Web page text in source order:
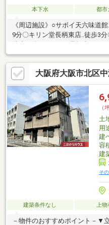
本下水 都市
《周辺施設》○サボイ天六味道
9分〇キリン堂長柄東店‥徒歩3
柄中２丁目店‥徒歩4分●豊崎東
歩3分はじめての家探しの方、
という方も、まずは当社“グロー
い。経験豊富な不動産のプロが
しします♪予算のご相談はもち
おまかせください。
大阪府大阪市北区
（
土
用
建
容
建
そ
建築条件なし 上
－物件のおすすめポイント－▼